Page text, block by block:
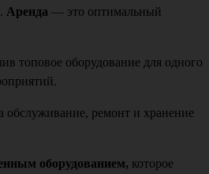
Аренда — это оптимальный
топовое оборудование для одного
обслуживание, ремонт и хранение
оборудованием, которое